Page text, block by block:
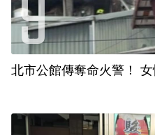
北市公館傳奪命火警！